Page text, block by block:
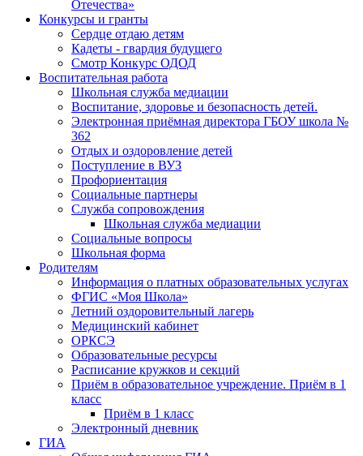
Отечества»
Конкурсы и гранты
Сердце отдаю детям
Кадеты - гвардия будущего
Смотр Конкурс ОДОД
Воспитательная работа
Школьная служба медиации
Воспитание, здоровье и безопасность детей.
Электронная приёмная директора ГБОУ школа №
362
Отдых и оздоровление детей
Поступление в ВУЗ
Профориентация
Социальные партнеры
Служба сопровождения
Школьная служба медиации
Социальные вопросы
Школьная форма
Родителям
Информация о платных образовательных услугах
ФГИС «Моя Школа»
Летний оздоровительный лагерь
Медицинский кабинет
ОРКСЭ
Образовательные ресурсы
Расписание кружков и секций
Приём в образовательное учреждение. Приём в 1
класс
Приём в 1 класс
Электронный дневник
ГИА